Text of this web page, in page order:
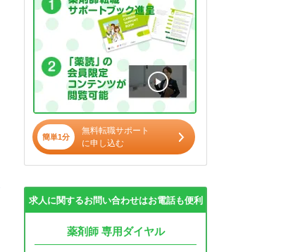
簡単1分
無料転職サポート
に申し込む
求人に関するお問い合わせはお電話も便利
薬剤師 専用ダイヤル